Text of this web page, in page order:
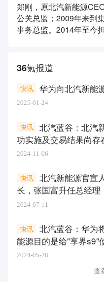
郑刚，原北汽新能源
公关总监；2009年来到
事务总监。2014年至今
36氪报道
华为向北汽新能
快讯
2025-01-24
北汽蓝谷：北汽
功实施及交易结果尚
快讯
2024-11-06
北汽新能源官宣
长，张国富升任总经理
快讯
2024-07-11
北汽蓝谷：华为
能源目的是给"享界s9"
快讯
2024-05-28
查